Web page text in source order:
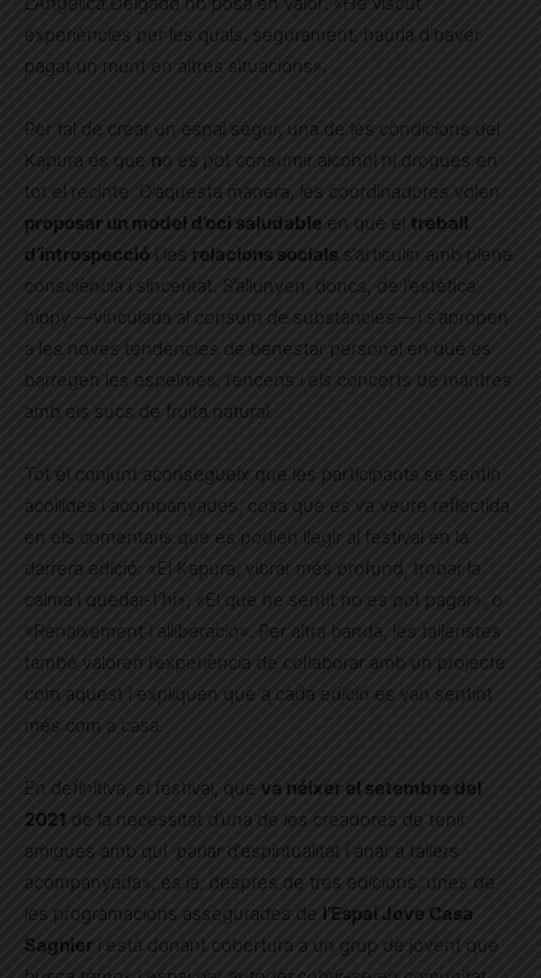
experiències per les quals, segurament, hauria d’haver
pagat un munt en altres situacions».
Per tal de crear un espai segur, una de les condicions del
Kapura és que no es pot consumir alcohol ni drogues en
tot el recinte. D’aquesta manera, les coordinadores volen
proposar un model d’oci saludable en què el treball
d’introspecció i les relacions socials s’articulin amb plena
consciència i sinceritat. S’allunyen, doncs, de l’estètica
hippy —vinculada al consum de substàncies— i s’apropen
a les noves tendències de benestar personal en què es
barregen les espelmes, l’encens i els concerts de mantres
amb els sucs de fruita natural.
Tot el conjunt aconsegueix que les participants se sentin
acollides i acompanyades, cosa que es va veure reflectida
en els comentaris que es podien llegir al festival en la
darrera edició: «El Kapura, vibrar més profund, trobar la
calma i quedar-t’hi»; «El que he sentit no es pot pagar», o
«Renaixement i alliberació». Per altra banda, les talleristes
també valoren l’experiència de col·laborar amb un projecte
com aquest i expliquen que a cada edició es van sentint
més com a casa.
En definitiva, el festival, que va néixer el setembre del
2021 de la necessitat d’una de les creadores de tenir
amigues amb qui ·parlar d’espiritualitat i anar a tallers
acompanyada», és ja, després de tres edicions, unes de
les programacions assegurades de l’Espai Jove Casa
Sagnier i està donant cobertura a un grup de jovent que